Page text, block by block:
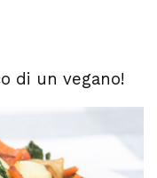
di un vegano!